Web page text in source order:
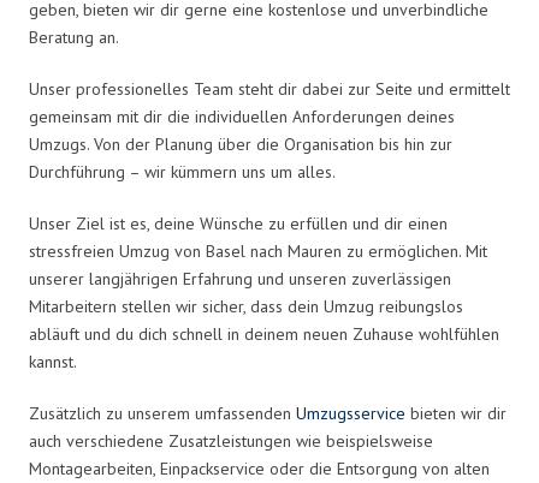
geben, bieten wir dir gerne eine kostenlose und unverbindliche
Beratung an.
Unser professionelles Team steht dir dabei zur Seite und ermittelt
gemeinsam mit dir die individuellen Anforderungen deines
Umzugs. Von der Planung über die Organisation bis hin zur
Durchführung – wir kümmern uns um alles.
Unser Ziel ist es, deine Wünsche zu erfüllen und dir einen
stressfreien Umzug von Basel nach Mauren zu ermöglichen. Mit
unserer langjährigen Erfahrung und unseren zuverlässigen
Mitarbeitern stellen wir sicher, dass dein Umzug reibungslos
abläuft und du dich schnell in deinem neuen Zuhause wohlfühlen
kannst.
Zusätzlich zu unserem umfassenden Umzugsservice bieten wir dir
auch verschiedene Zusatzleistungen wie beispielsweise
Montagearbeiten, Einpackservice oder die Entsorgung von alten